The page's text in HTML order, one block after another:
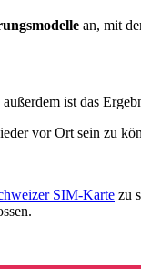
an, mit
ist das
vor Ort sein zu
SIM-Karte zu